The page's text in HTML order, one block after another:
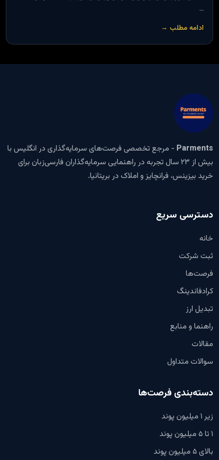
…
ادامه مطلب →
Parments - مرجع تخصصی فرصت‌های سرمایه‌گذاری در انگلیس با
بیش از ۲۳ سال تجربه در راهنمایی سرمایه‌گذاران فارسی‌زبان برای
خرید بیزینس، فرانچایز و املاک در بریتانیا.
دسترسی سریع
خانه
ثبت شرکت
فرصت‌ها
کرادفاندینگ
تبدیل ارز
راهنما و منابع
مقالات
سوالات متداول
دسته‌بندی فرصت‌ها
زیر ۱ میلیون پوند
۱ تا ۵ میلیون پوند
بالای ۵ میلیون پوند